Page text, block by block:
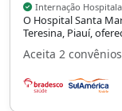
Internação
O Hospital Santa
Teresina, Piauí,
atendimento 24
de terapia intensiva
Aceita 2